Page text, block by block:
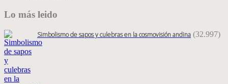
Lo más leido
Simbolismo de sapos y culebras en la cosmovisión andina (32.997)